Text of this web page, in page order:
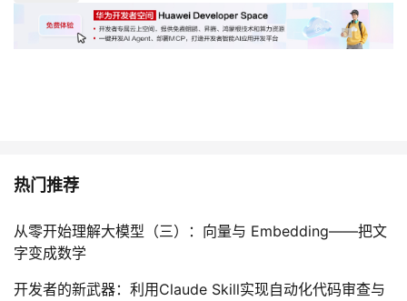
热门推荐
从零开始理解大模型（三）：向量与 Embedding——把文
字变成数学
开发者的新武器：利用Claude Skill实现自动化代码审查与